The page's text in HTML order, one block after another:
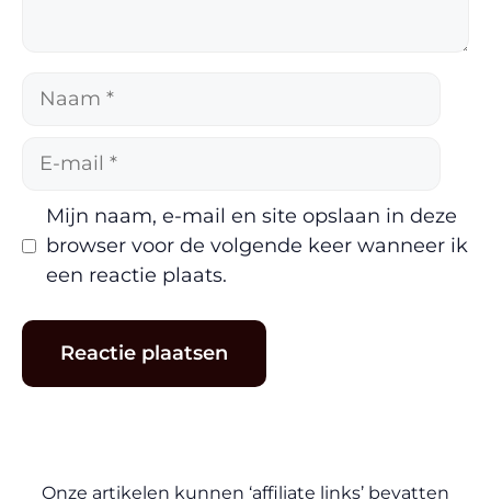
Naam
Mijn naam, e-mail en site opslaan in deze
browser voor de volgende keer wanneer ik
een reactie plaats.
Onze artikelen kunnen ‘affiliate links’ bevatten